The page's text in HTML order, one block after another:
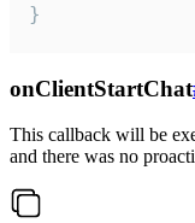
}
onClientStartChat
This callback will be
and there was no